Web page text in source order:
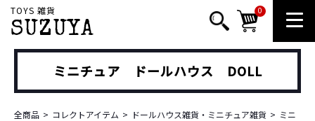
TOYS 雑貨
SUZUYA
0
ミニチュア ドールハウス DOLL
全商品 コレクトアイテム ドールハウス雑貨・ミニチュア雑貨
ミニ